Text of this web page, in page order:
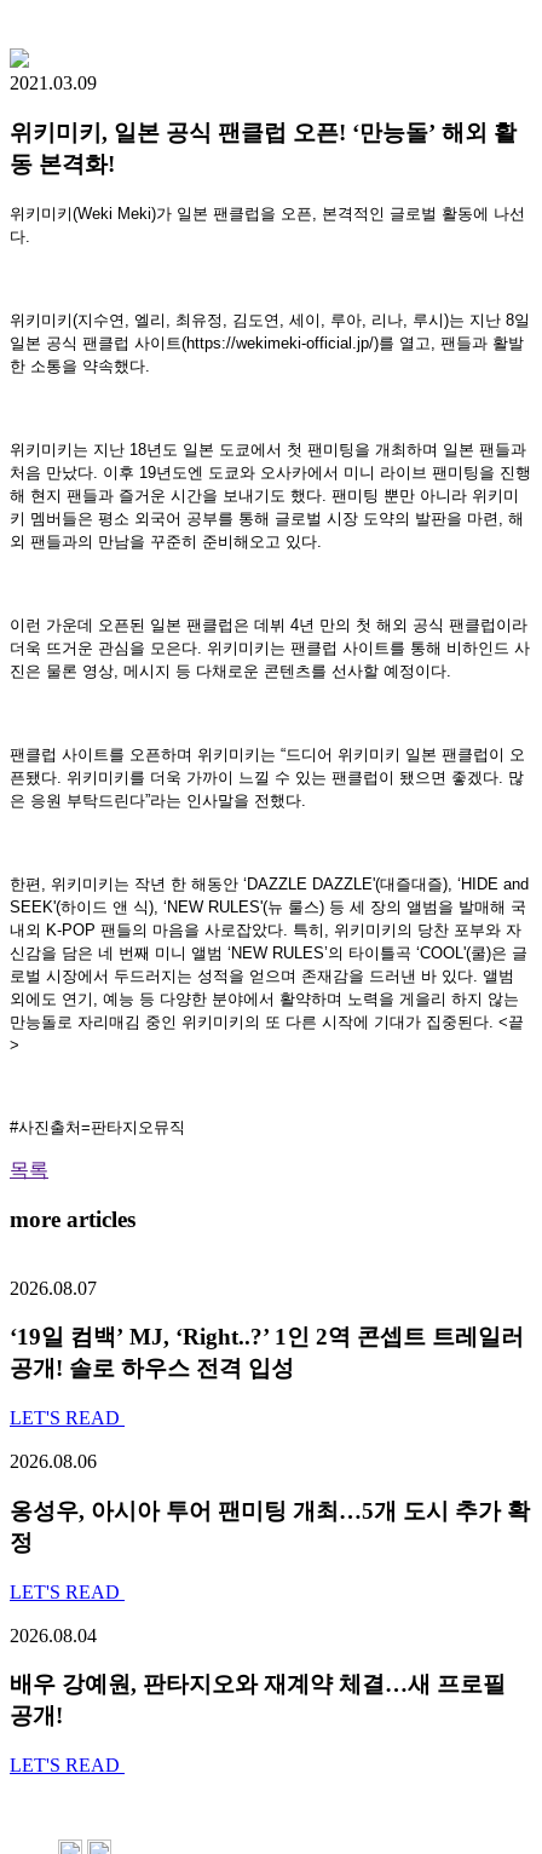
2021.03.09
위키미키, 일본 공식 팬클럽 오픈! ‘만능돌’ 해외 활
동 본격화!
위키미키(Weki Meki)가 일본 팬클럽을 오픈, 본격적인 글로벌 활동에 나선
다.
위키미키(지수연, 엘리, 최유정, 김도연, 세이, 루아, 리나, 루시)는 지난 8일
일본 공식 팬클럽 사이트(https://wekimeki-official.jp/)를 열고, 팬들과 활발
한 소통을 약속했다.
위키미키는 지난 18년도 일본 도쿄에서 첫 팬미팅을 개최하며 일본 팬들과
처음 만났다. 이후 19년도엔 도쿄와 오사카에서 미니 라이브 팬미팅을 진행
해 현지 팬들과 즐거운 시간을 보내기도 했다. 팬미팅 뿐만 아니라 위키미
키 멤버들은 평소 외국어 공부를 통해 글로벌 시장 도약의 발판을 마련, 해
외 팬들과의 만남을 꾸준히 준비해오고 있다.
이런 가운데 오픈된 일본 팬클럽은 데뷔 4년 만의 첫 해외 공식 팬클럽이라
더욱 뜨거운 관심을 모은다. 위키미키는 팬클럽 사이트를 통해 비하인드 사
진은 물론 영상, 메시지 등 다채로운 콘텐츠를 선사할 예정이다.
팬클럽 사이트를 오픈하며 위키미키는 “드디어 위키미키 일본 팬클럽이 오
픈됐다. 위키미키를 더욱 가까이 느낄 수 있는 팬클럽이 됐으면 좋겠다. 많
은 응원 부탁드린다”라는 인사말을 전했다.
한편, 위키미키는 작년 한 해동안 ‘DAZZLE DAZZLE'(대즐대즐), ‘HIDE and
SEEK'(하이드 앤 식), ‘NEW RULES'(뉴 룰스) 등 세 장의 앨범을 발매해 국
내외 K-POP 팬들의 마음을 사로잡았다. 특히, 위키미키의 당찬 포부와 자
신감을 담은 네 번째 미니 앨범 ‘NEW RULES’의 타이틀곡 ‘COOL'(쿨)은 글
로벌 시장에서 두드러지는 성적을 얻으며 존재감을 드러낸 바 있다. 앨범
외에도 연기, 예능 등 다양한 분야에서 활약하며 노력을 게을리 하지 않는
만능돌로 자리매김 중인 위키미키의 또 다른 시작에 기대가 집중된다. <끝
>
#사진출처=판타지오뮤직
목록
more articles
2026.08.07
‘19일 컴백’ MJ, ‘Right..?’ 1인 2역 콘셉트 트레일러
공개! 솔로 하우스 전격 입성
LET'S READ
2026.08.06
옹성우, 아시아 투어 팬미팅 개최…5개 도시 추가 확
정
LET'S READ
2026.08.04
배우 강예원, 판타지오와 재계약 체결…새 프로필
공개!
LET'S READ